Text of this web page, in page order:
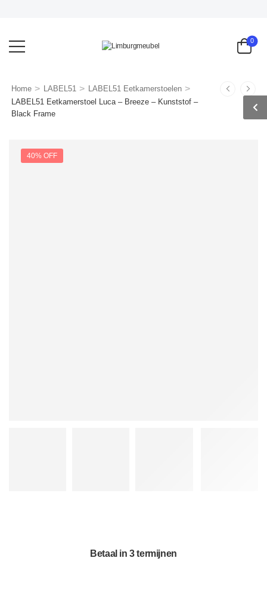
0
Home > LABEL51 > LABEL51 Eetkamerstoelen >
LABEL51 Eetkamerstoel Luca – Breeze – Kunststof –
Black Frame
40% OFF
Betaal in 3 termijnen